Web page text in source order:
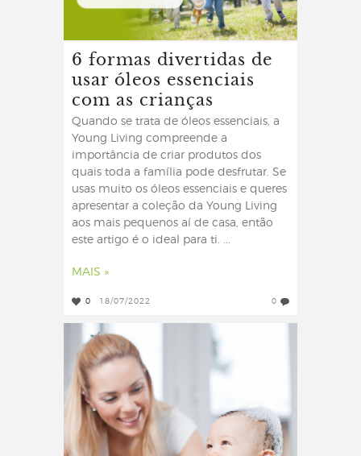
6 formas divertidas de
usar óleos essenciais
com as crianças
Quando se trata de óleos essenciais, a
Young Living compreende a
importância de criar produtos dos
quais toda a família pode desfrutar. Se
usas muito os óleos essenciais e queres
apresentar a coleção da Young Living
aos mais pequenos aí de casa, então
este artigo é o ideal para ti. ...
MAIS »
0 18/07/2022 0